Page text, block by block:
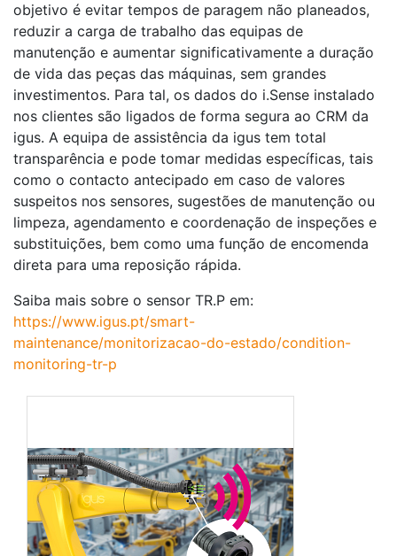
objetivo é evitar tempos de paragem não planeados,
reduzir a carga de trabalho das equipas de
manutenção e aumentar significativamente a duração
de vida das peças das máquinas, sem grandes
investimentos. Para tal, os dados do i.Sense instalado
nos clientes são ligados de forma segura ao CRM da
igus. A equipa de assistência da igus tem total
transparência e pode tomar medidas específicas, tais
como o contacto antecipado em caso de valores
suspeitos nos sensores, sugestões de manutenção ou
limpeza, agendamento e coordenação de inspeções e
substituições, bem como uma função de encomenda
direta para uma reposição rápida.
Saiba mais sobre o sensor TR.P em:
https://www.igus.pt/smart-
maintenance/monitorizacao-do-estado/condition-
monitoring-tr-p